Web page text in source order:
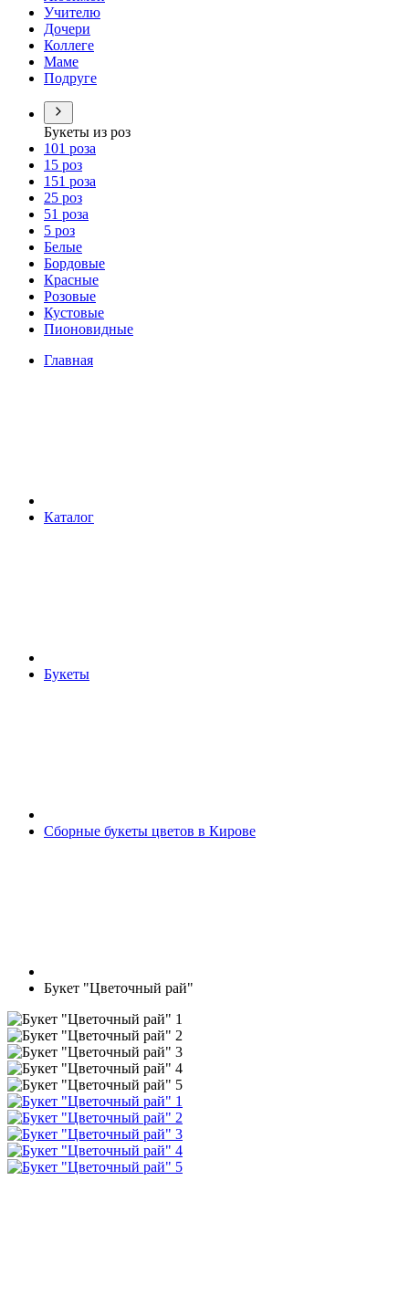
Учителю
Дочери
Коллеге
Маме
Подруге
Букеты из роз
101 роза
15 роз
151 роза
25 роз
51 роза
5 роз
Белые
Бордовые
Красные
Розовые
Кустовые
Пионовидные
Главная
Каталог
Букеты
Сборные букеты цветов в Кирове
Букет "Цветочный рай"